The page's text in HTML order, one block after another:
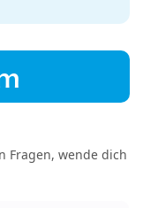
Fragen, wende dich